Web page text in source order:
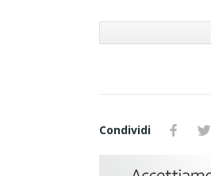
Condividi